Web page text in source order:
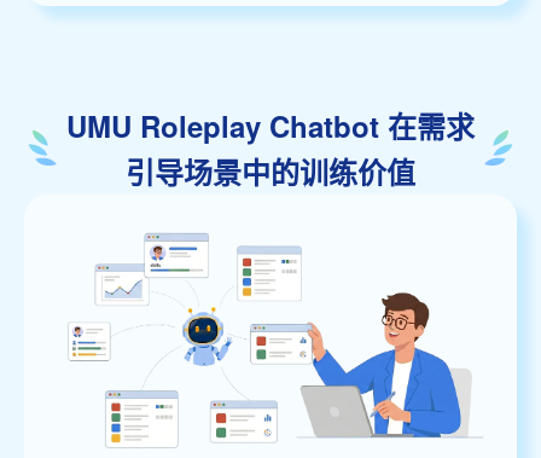
UMU Roleplay Chatbot 在需求
引导场景中的训练价值